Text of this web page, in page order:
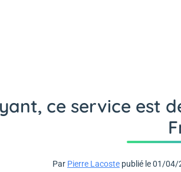
ce service est
Par Pierre Lacoste publié le 01/